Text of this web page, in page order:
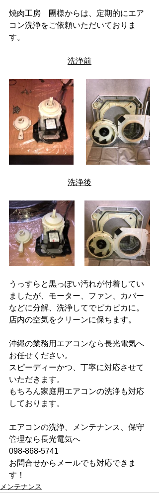
焼肉工房　團様からは、定期的にエア
コン洗浄をご依頼いただいておりま
す。
洗浄前
洗浄後
うっすらと黒っぽい汚れが付着してい
ましたが、モーター、ファン、カバー
などに分解、洗浄してでピカピカに。
店内の空気をクリーンに保ちます。
沖縄の業務用エアコンなら長光電気へ
お任せください。
スピーディーかつ、丁寧に対応させて
いただきます。
もちろん家庭用エアコンの洗浄も対応
しております。
エアコンの洗浄、メンテナンス、保守
管理なら長光電気へ
098-868-5741
お問合せからメールでも対応できま
す！
メンテナンス